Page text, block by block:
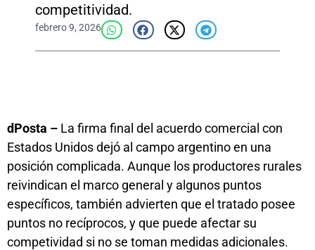
competitividad.
febrero 9, 2026
dPosta – La firma final del acuerdo comercial con
Estados Unidos dejó al campo argentino en una
posición complicada. Aunque los productores rurales
reivindican el marco general y algunos puntos
específicos, también advierten que el tratado posee
puntos no recíprocos, y que puede afectar su
competividad si no se toman medidas adicionales.